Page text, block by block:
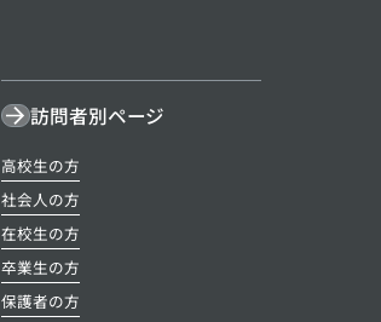
訪問者別ページ
高校生の方
社会人の方
在校生の方
卒業生の方
保護者の方